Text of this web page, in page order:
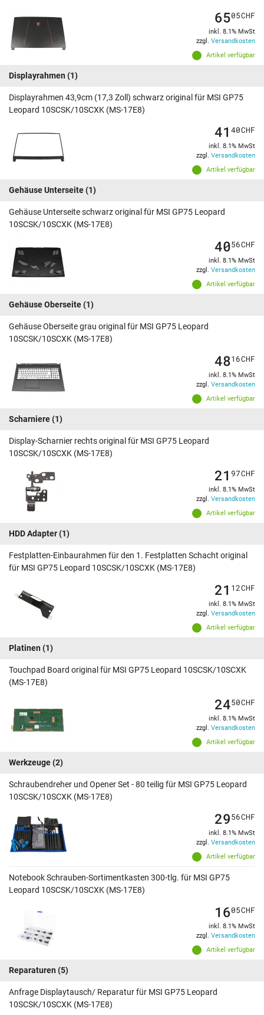
Artikel verfügbar
6505CHF
inkl. 8.1% MwSt
zzgl. Versandkosten
Displayrahmen (1)
Displayrahmen 43,9cm (17,3 Zoll) schwarz original für MSI GP75
Leopard 10SCSK/10SCXK (MS-17E8)
Artikel verfügbar
41 40CHF
inkl. 8.1% MwSt
zzgl. Versandkosten
Gehäuse Unterseite(1)
Gehäuse Unterseite schwarz original für MSI GP75 Leopard
10SCSK/10SCXK (MS-17E8)
Artikel verfügbar
4056CHF
inkl. 8.1% MwSt
zzgl. Versandkosten
Gehäuse Oberseite(1)
Gehäuse Oberseite grau original für MSI GP75 Leopard
10SCSK/10SCXK (MS-17E8)
Artikel verfügbar
4816CHF
inkl. 8.1% MwSt
zzgl. Versandkosten
Scharniere(1)
Display-Scharnier rechts original für MSI GP75 Leopard
10SCSK/10SCXK (MS-17E8)
Artikel verfügbar
21 97CHF
inkl. 8.1% MwSt
zzgl. Versandkosten
HDD Adapter(1)
Festplatten-Einbaurahmen für den 1. Festplatten Schacht original
für MSI GP75 Leopard 10SCSK/10SCXK (MS-17E8)
Artikel verfügbar
21 12CHF
inkl. 8.1% MwSt
zzgl. Versandkosten
Platinen (1)
Touchpad Board original für MSI GP75 Leopard 10SCSK/10SCXK
(MS-17E8)
Artikel verfügbar
2450CHF
inkl. 8.1% MwSt
zzgl. Versandkosten
Werkzeuge(2)
Schraubendreher und Opener Set - 80 teilig für MSI GP75 Leopard
10SCSK/10SCXK (MS-17E8)
Artikel verfügbar
2956CHF
inkl. 8.1% MwSt
zzgl. Versandkosten
Notebook Schrauben-Sortimentkasten 300-tlg. für MSI GP75
Leopard 10SCSK/10SCXK (MS-17E8)
Artikel verfügbar
1605CHF
inkl. 8.1% MwSt
zzgl. Versandkosten
Reparaturen (5)
Anfrage Displaytausch/ Reparatur für MSI GP75 Leopard
10SCSK/10SCXK (MS-17E8)